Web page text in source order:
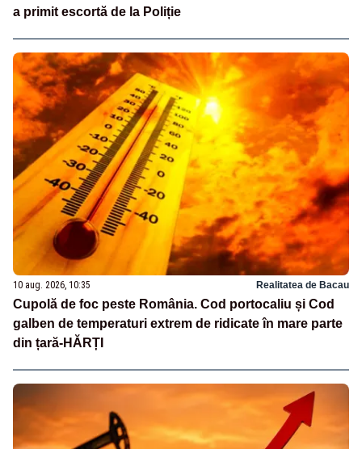
a primit escortă de la Poliție
10 aug. 2026, 10:35 Realitatea de Bacau
Cupolă de foc peste România. Cod portocaliu și Cod
galben de temperaturi extrem de ridicate în mare parte
din țară-HĂRȚI